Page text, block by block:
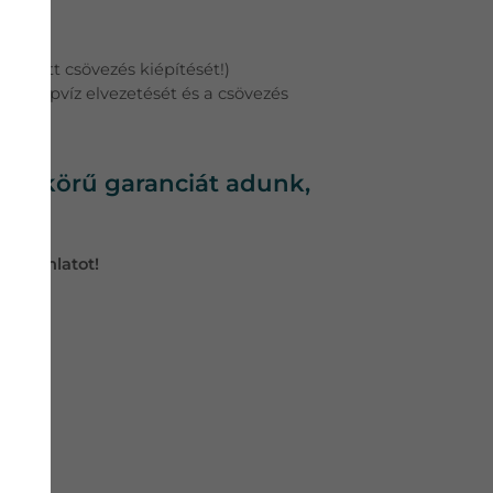
csövezés kiépítését!)
elvezetését és a csövezés
körű garanciát adunk,
árajánlatot!